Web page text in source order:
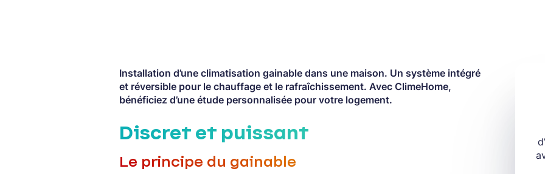
Installation d’une climatisation gainable dans une maison. Un système intégré
et réversible pour le chauffage et le rafraîchissement. Avec ClimeHome,
bénéficiez d’une étude personnalisée pour votre logement.
Discret et puissant
Le principe du gainable